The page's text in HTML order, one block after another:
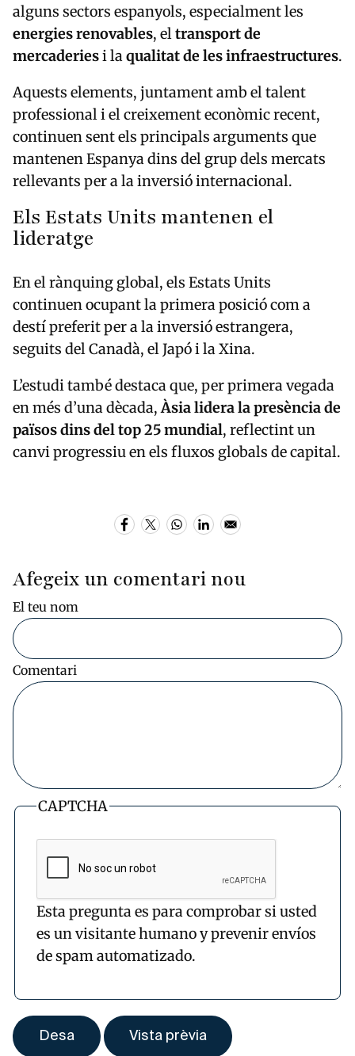
alguns sectors espanyols, especialment les
energies renovables, eltransport de
mercaderiesi laqualitat de les infraestructures.
Aquests elements, juntament amb el talent
professional i el creixement econòmic recent,
continuen sent els principals arguments que
mantenen Espanya dins del grup dels mercats
rellevants per a la inversió internacional.
Els Estats Units mantenen el
lideratge
En el rànquing global, els Estats Units
continuen ocupant la primera posició com a
destí preferit per a la inversió estrangera,
seguits delCanadà, elJapói laXina.
L’estudi també destaca que, per primera vegada
en més d’una dècada,Àsia lidera la presència de
països dins del top 25 mundial, reflectint un
canvi progressiu en els fluxos globals de capital.
Afegeix un comentari nou
El teu nom
Comentari
CAPTCHA
Esta pregunta es para comprobar si usted
es un visitante humano y prevenir envíos
de spam automatizado.